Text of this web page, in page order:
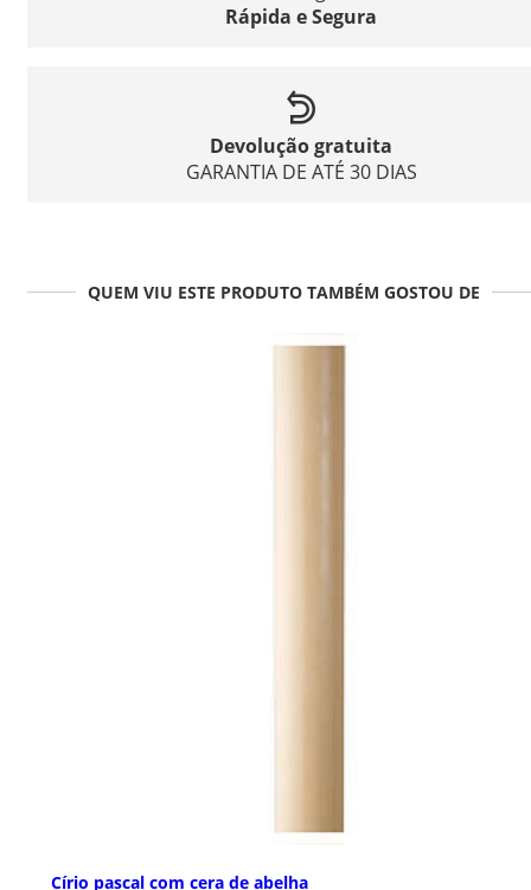
Rápida e Segura
Devolução gratuita
GARANTIA DE ATÉ 30 DIAS
QUEM VIU ESTE PRODUTO TAMBÉM GOSTOU DE
Círio pascal com cera de abelha